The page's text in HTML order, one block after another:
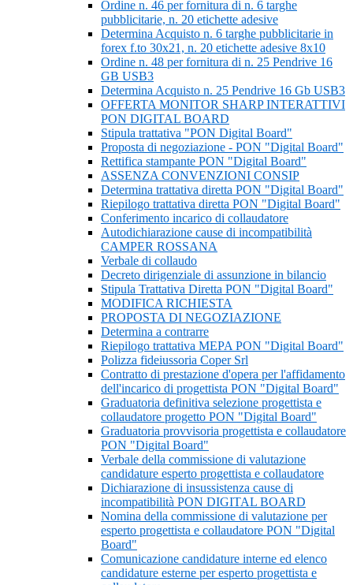
Ordine n. 46 per fornitura di n. 6 targhe
pubblicitarie, n. 20 etichette adesive
Determina Acquisto n. 6 targhe pubblicitarie in
forex f.to 30x21, n. 20 etichette adesive 8x10
Ordine n. 48 per fornitura di n. 25 Pendrive 16
GB USB3
Determina Acquisto n. 25 Pendrive 16 Gb USB3
OFFERTA MONITOR SHARP INTERATTIVI
PON DIGITAL BOARD
Stipula trattativa "PON Digital Board"
Proposta di negoziazione - PON "Digital Board"
Rettifica stampante PON "Digital Board"
ASSENZA CONVENZIONI CONSIP
Determina trattativa diretta PON "Digital Board"
Riepilogo trattativa diretta PON "Digital Board"
Conferimento incarico di collaudatore
Autodichiarazione cause di incompatibilità
CAMPER ROSSANA
Verbale di collaudo
Decreto dirigenziale di assunzione in bilancio
Stipula Trattativa Diretta PON "Digital Board"
MODIFICA RICHIESTA
PROPOSTA DI NEGOZIAZIONE
Determina a contrarre
Riepilogo trattativa MEPA PON "Digital Board"
Polizza fideiussoria Coper Srl
Contratto di prestazione d'opera per l'affidamento
dell'incarico di progettista PON "Digital Board"
Graduatoria definitiva selezione progettista e
collaudatore progetto PON "Digital Board"
Graduatoria provvisoria progettista e collaudatore
PON "Digital Board"
Verbale della commissione di valutazione
candidature esperto progettista e collaudatore
Dichiarazione di insussistenza cause di
incompatibilità PON DIGITAL BOARD
Nomina della commissione di valutazione per
esperto progettista e collaudatore PON "Digital
Board"
Comunicazione candidature interne ed elenco
candidature esterne per esperto progettista e